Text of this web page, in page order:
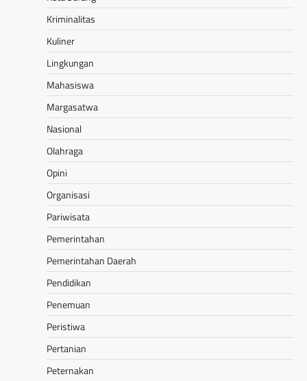
Kriminalitas
Kuliner
Lingkungan
Mahasiswa
Margasatwa
Nasional
Olahraga
Opini
Organisasi
Pariwisata
Pemerintahan
Pemerintahan Daerah
Pendidikan
Penemuan
Peristiwa
Pertanian
Peternakan